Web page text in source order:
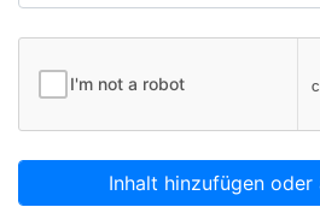
Inhalt hinzufügen oder